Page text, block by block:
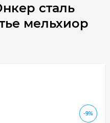
сталь
мельхиор
-9%